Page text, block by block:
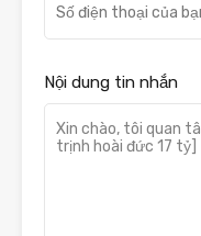
Nội dung tin nhắn